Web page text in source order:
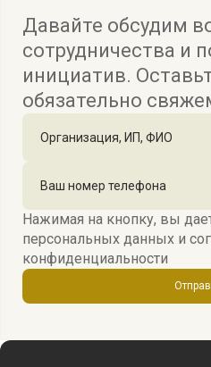
Давайте обсудим
сотрудничества и
инициатив.
обязательно
Нажимая на кнопку, вы
персональных данных и
конфиденциальности